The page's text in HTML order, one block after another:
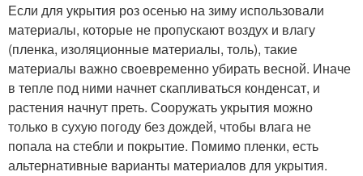
Если для укрытия роз осенью на зиму использовали
материалы, которые не пропускают воздух и влагу
(пленка, изоляционные материалы, толь), такие
материалы важно своевременно убирать весной. Иначе
в тепле под ними начнет скапливаться конденсат, и
растения начнут преть. Сооружать укрытия можно
только в сухую погоду без дождей, чтобы влага не
попала на стебли и покрытие. Помимо пленки, есть
альтернативные варианты материалов для укрытия.